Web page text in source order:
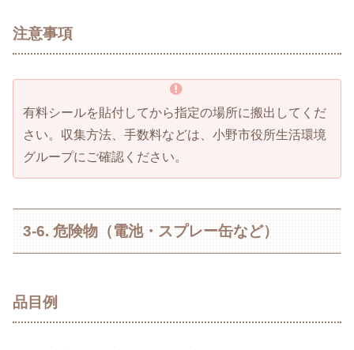
注意事項
有料シールを貼付してから指定の場所に搬出してくだ
さい。収集方法、手数料などは、小野市役所生活環境
グループにご確認ください。
3-6. 危険物（電池・スプレー缶など）
品目例